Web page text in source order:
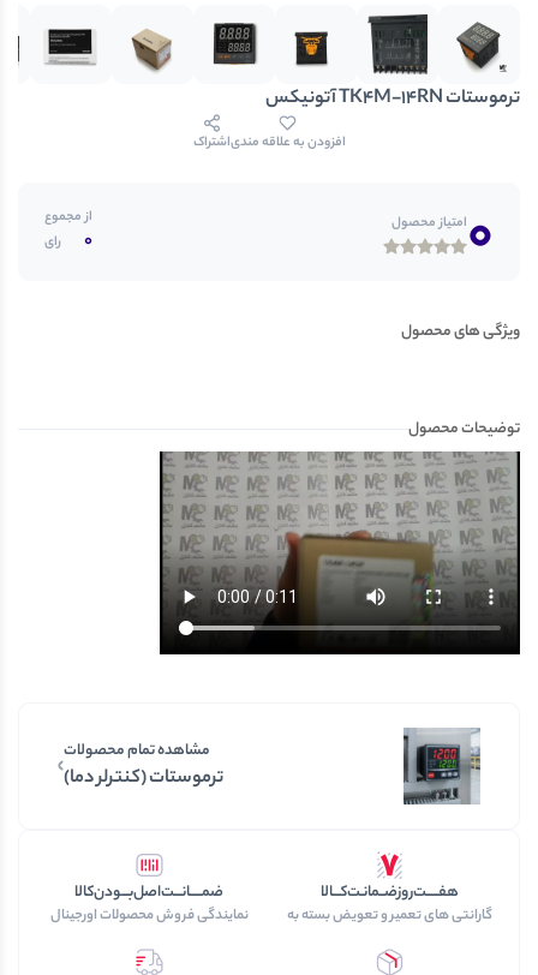
ترموستات TK4M-14RN آتونیکس
افزودن به علاقه مندیاشتراک
توضیحات محصول
ویژگی های محصول
0امتیاز محصول از مجموع
0 رای
مشاهده تمام محصولات
ترموستات (کنترلر دما)
هفـــــت‌روز‌ضــمانـت‌کـــالا
گارانتی های تعمیر و تعویض بسته به
ضمـــــانـــت‌اصل‌بـــودن‌کالا
نمایندگی فروش محصولات اورجینال